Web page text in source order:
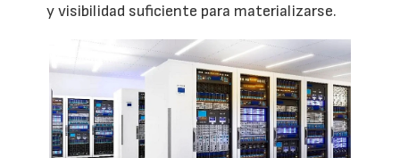
y visibilidad suficiente para materializarse.